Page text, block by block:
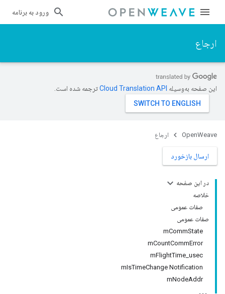
ورود به برنامه
ارجاع
این صفحه به‌وسیله ترجمه شده است.
OpenWeave ارجاع
ارسال بازخورد
در این صفحه
خلاصه
صفات عمومی
صفات عمومی
mCommState
mCountCommError
mFlightTime_usec
mIsTimeChange Notification
mNodeAddr